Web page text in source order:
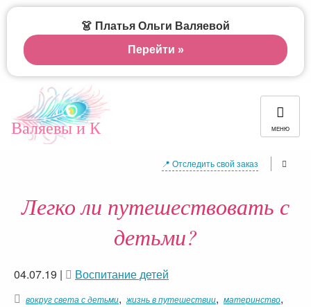
Валяевы и К МЕНЮ
📍 Отследить свой заказ
Легко ли путешествовать с
детьми?
04.07.19 | Воспитание детей
вокруг света с детьми, жизнь в путешествии, материнство,
👗 Платья Ольги Валяевой
Перейти »